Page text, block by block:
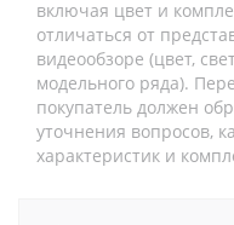
включая цвет и
отличаться от
видеообзоре (цвет,
модельного ряда).
покупатель должен
уточнения вопросов,
характеристик и